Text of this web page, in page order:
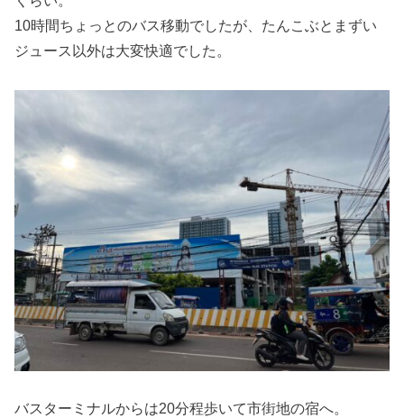
10時間ちょっとのバス移動でしたが、たんこぶとまずい
ジュース以外は大変快適でした。
バスターミナルからは20分程歩いて市街地の宿へ。